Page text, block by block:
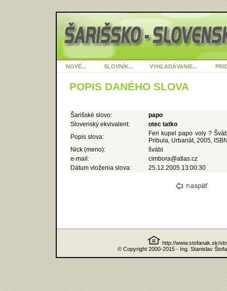
NOVÉ... SLOVNÍK... VYHĽADÁVANIE...
POPIS DANÉHO SLOVA
Šarišské slovo:
papo
Slovenský ekvivalent:
otec tatko
Popis slova:
Feri kupel papo voly ?
Pribula, Urbariát, 2005,
Nick (meno):
švábi
e-mail:
cimbora@atlas.cz
Dátum vloženia slova:
25.12.2005 13:00:30
http://www.stofanak.sk/
© Copyright 2000-2015 - Ing. Stanislav